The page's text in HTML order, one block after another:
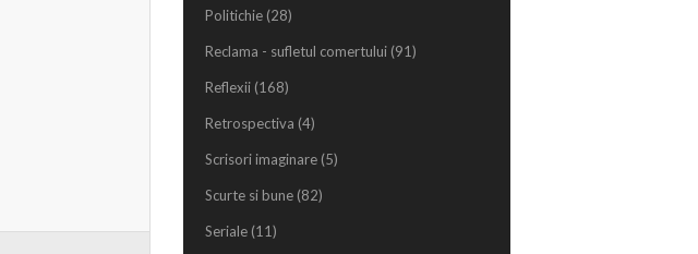
Politichie (28)
Reclama - sufletul comertului (91)
Reflexii (168)
Retrospectiva (4)
Scrisori imaginare (5)
Scurte si bune (82)
Seriale (11)